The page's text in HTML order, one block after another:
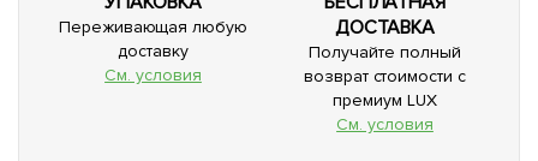
Переживающая любую
доставку
См. условия
ДОСТАВКА
Получайте полный
возврат стоимости с
премиум LUX
См. условия